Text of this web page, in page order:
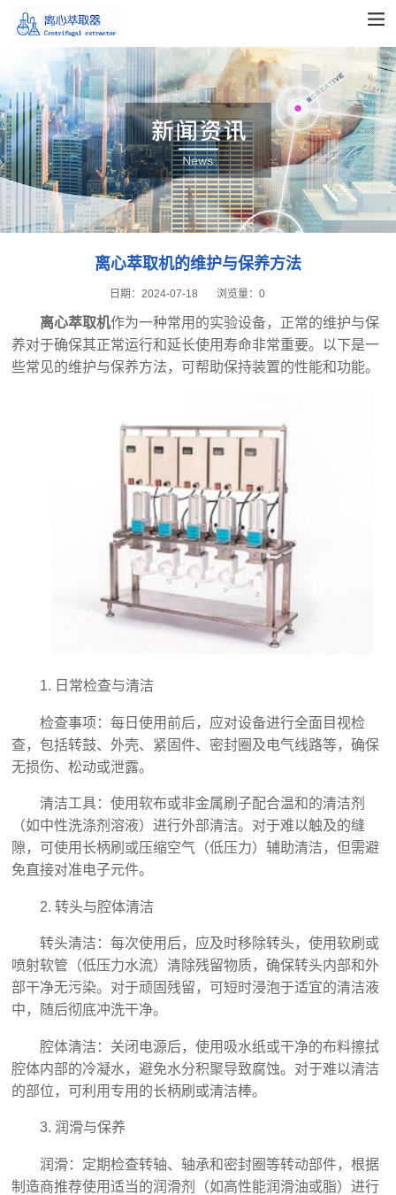
离心萃取机的维护与保养方法
2024-07-18
日期： 浏览量：0
离心萃取机作为一种常用的实验设备，正常的维护与保
养对于确保其正常运行和延长使用寿命非常重要。以下是一
些常见的维护与保养方法，可帮助保持装置的性能和功能。
1. 日常检查与清洁
检查事项：每日使用前后，应对设备进行全面目视检
查，包括转鼓、外壳、紧固件、密封圈及电气线路等，确保
无损伤、松动或泄露。
清洁工具：使用软布或非金属刷子配合温和的清洁剂
（如中性洗涤剂溶液）进行外部清洁。对于难以触及的缝
隙，可使用长柄刷或压缩空气（低压力）辅助清洁，但需避
免直接对准电子元件。
2. 转头与腔体清洁
转头清洁：每次使用后，应及时移除转头，使用软刷或
喷射软管（低压力水流）清除残留物质，确保转头内部和外
部干净无污染。对于顽固残留，可短时浸泡于适宜的清洁液
中，随后彻底冲洗干净。
腔体清洁：关闭电源后，使用吸水纸或干净的布料擦拭
腔体内部的冷凝水，避免水分积聚导致腐蚀。对于难以清洁
的部位，可利用专用的长柄刷或清洁棒。
3. 润滑与保养
润滑：定期检查转轴、轴承和密封圈等转动部件，根据
制造商推荐使用适当的润滑剂（如高性能润滑油或脂）进行